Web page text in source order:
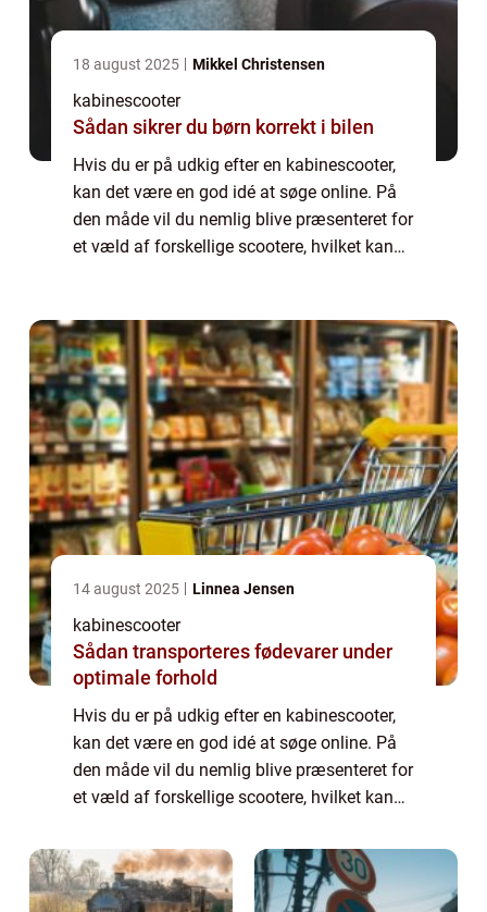
18 august 2025 Mikkel Christensen
kabinescooter
Sådan sikrer du børn korrekt i bilen
Hvis du er på udkig efter en kabinescooter,
kan det være en god idé at søge online. På
den måde vil du nemlig blive præsenteret for
et væld af forskellige scootere, hvilket kan
14 august 2025 Linnea Jensen
kabinescooter
Sådan transporteres fødevarer under
optimale forhold
Hvis du er på udkig efter en kabinescooter,
kan det være en god idé at søge online. På
den måde vil du nemlig blive præsenteret for
et væld af forskellige scootere, hvilket kan